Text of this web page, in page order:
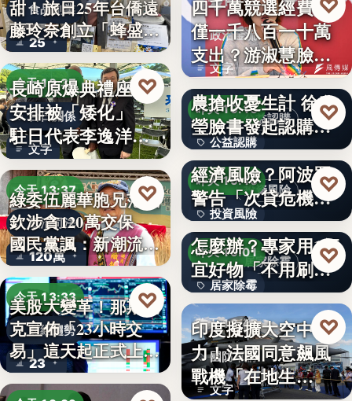
食品創業
25
甜！旅日25年台僑遠
藤玲奈創立「蜂盛
貴…
今天 13:37
台日關係
文字
長崎原爆典禮座位
安排被「矮化」
駐日代表李逸洋缺
席抗議：…
♡
今天 13:37
政治司法
120萬
綠委伍麗華胞兄范織
欽涉貪120萬交保
國民黨諷：新潮流
下…
♡
今天 13:33
財經趨勢
23
美股大變革！那斯達
克宣佈「23小時交
易」這天起正式上
路，…
♡
政治金流
文字
四千萬競選經費，
僅一千八百一十萬
支出？游淑慧臉書
追問鄭：…
♡
公益認購
昨天 19:15
公益認購
文字
颱風來襲 五峰鄉果
農搶收憂生計 徐欣
瑩臉書發起認購水
梨行…
♡
投資風險
昨天 19:10
投資風險
文字
AI投資恐成下一個
經濟風險？阿波羅
警告「次貸危機
式」逆轉…
♡
居家除霉
昨天 19:01
居家除霉
文字
牆壁反覆潮濕發霉
怎麼辦？專家用1便
宜好物「不用刷清
除陳年…
♡
昨天 18:45
國防軍購
文字
印度擬擴大空中戰
力！法國同意飆風
戰機「在地生
♡